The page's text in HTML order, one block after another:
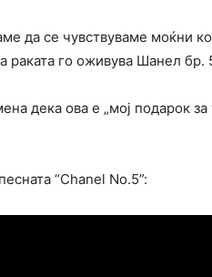
да се чувствуваме моќни
раката го оживува Шанел бр.
дека ова е „мој подарок
“Chanel No.5”: